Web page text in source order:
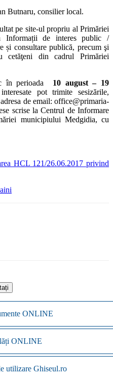
Butnaru, consilier local.
pe site-ul propriu al Primăriei
Informații de interes public /
și consultare publică, precum şi
cetăţeni din cadrul Primăriei
în perioada 10 august – 19
pot trimite sesizările,
de email: office@primaria-
scrise la Centrul de Informare
municipiului Medgidia, cu
HCL 121/26.06.2017 privind
ONLINE
ONLINE
utilizare Ghiseul.ro